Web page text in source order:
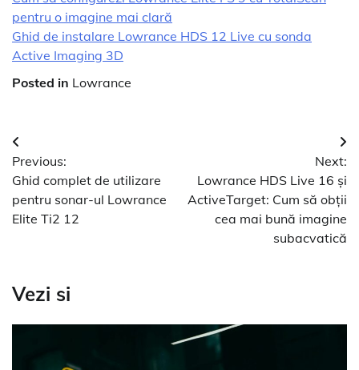
pentru o imagine mai clară
Ghid de instalare Lowrance HDS 12 Live cu sonda
Active Imaging 3D
Posted in Lowrance
Navigare
în
articole
Previous:
Ghid complet de utilizare
pentru sonar-ul Lowrance
Elite Ti2 12
Next:
Lowrance HDS Live 16 și
ActiveTarget: Cum să obții
cea mai bună imagine
subacvatică
Vezi si